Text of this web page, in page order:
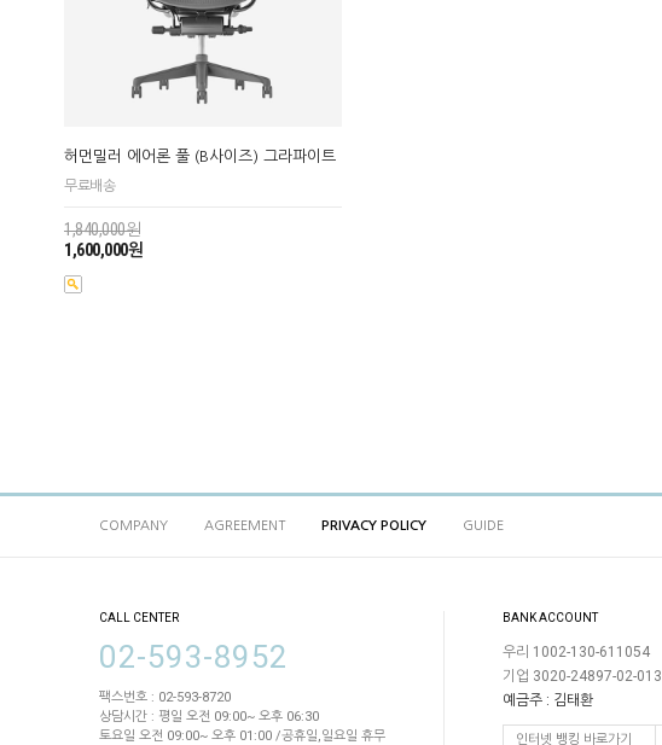
허먼밀러 에어론 풀 (B사이즈) 그라파이트
무료배송
1,840,000원
1,600,000원
COMPANY AGREEMENT PRIVACY POLICY GUIDE
CALL CENTER
02-593-8952
팩스번호 : 02-593-8720
상담시간 : 평일 오전 09:00~ 오후 06:30
토요일 오전 09:00~ 오후 01:00 /공휴일,일요일 휴무
BANK ACCOUNT
우리 1002-130-611054
기업 3020-24897-02-013
예금주 : 김태환
인터넷 뱅킹 바로가기